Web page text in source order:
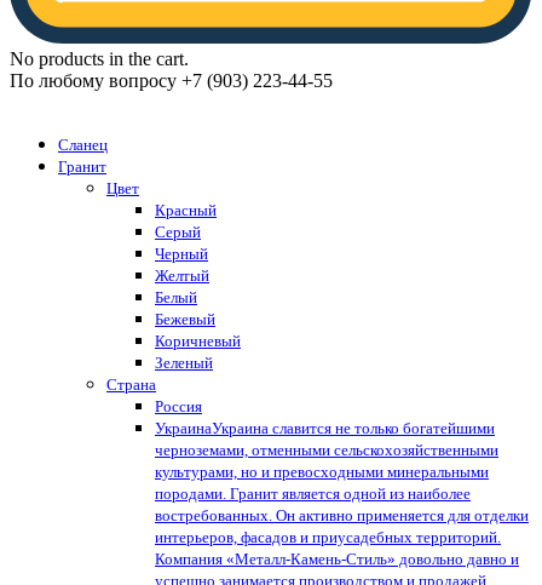
No products in the cart.
По любому вопросу +7 (903) 223-44-55
Сланец
Гранит
Цвет
Красный
Серый
Черный
Желтый
Белый
Бежевый
Коричневый
Зеленый
Страна
Россия
УкраинаУкраина славится не только богатейшими
черноземами, отменными сельскохозяйственными
культурами, но и превосходными минеральными
породами. Гранит является одной из наиболее
востребованных. Он активно применяется для отделки
интерьеров, фасадов и приусадебных территорий.
Компания «Металл-Камень-Стиль» довольно давно и
успешно занимается производством и продажей